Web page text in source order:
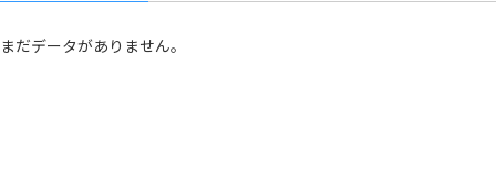
まだデータがありません。